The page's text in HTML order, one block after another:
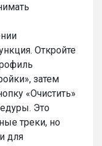
Откройте
затем
«Очистить»
Это
треки, но
для